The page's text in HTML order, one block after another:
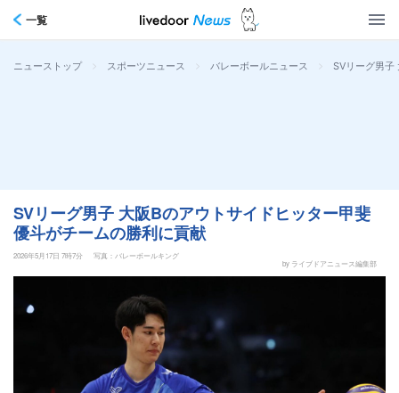
一覧
ニューストップ > スポーツニュース > バレーボールニュース > SVリーグ男子
SVリーグ男子 大阪Bのアウトサイドヒッター甲斐
優斗がチームの勝利に貢献
2026年5月17日 7時7分
写真：バレーボールキング
by ライブドアニュース編集部